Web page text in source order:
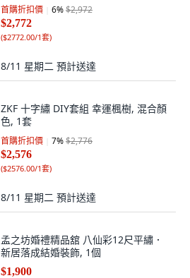
首購折扣價 6%$2,972
$2,772
($2772.00/1套)
8/11 星期二 預計送達
ZKF 十字繡 DIY套組 幸運楓樹, 混合顏
色, 1套
首購折扣價 7%$2,776
$2,576
($2576.00/1套)
8/11 星期二 預計送達
孟之坊婚禮精品舘 八仙彩12尺平繡．
新居落成結婚裝飾, 1個
$1,900